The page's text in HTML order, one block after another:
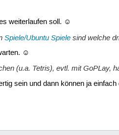
weiterlaufen soll. ☺
Spiele/Ubuntu Spielesind welche
☺
(u.a. Tetris), evtl. mit GoPLay,
sein und dann können ja